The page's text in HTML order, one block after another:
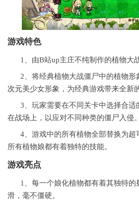
游戏特色
1、由B站up主庄不纯制作的植物大
2、将经典植物大战僵尸中的植物形
次元美少女形象，为经典游戏带来全新
3、玩家需要在不同关卡中选择合
在战场上，以应对不同种类的僵尸入侵。
4、游戏中的所有植物全部替换为超
所有植物娘都有着独特的技能。
游戏亮点
1、每一个娘化植物都有着其独特的
滑，毫不僵硬。